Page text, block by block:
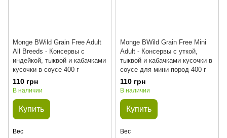
Monge BWild Grain Free Adult
All Breeds - Консервы с
индейкой, тыквой и кабачками
кусочки в соусе 400 г
110 грн
В наличии
Купить
Вес
Monge BWild Grain Free Mini
Adult - Консервы с уткой,
тыквой и кабачками кусочки в
соусе для мини пород 400 г
110 грн
В наличии
Купить
Вес